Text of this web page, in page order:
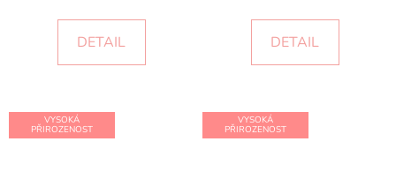
DETAIL DETAIL
VYSOKÁ
PŘIROZENOST
VYSOKÁ
PŘIROZENOST